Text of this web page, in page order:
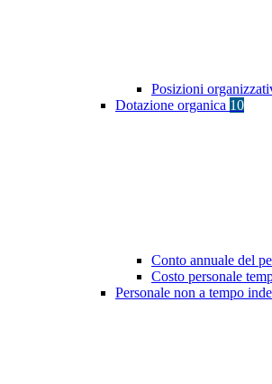
Posizioni
Dotazione organica 10
Conto annuale del
Costo personale
Personale non a tempo